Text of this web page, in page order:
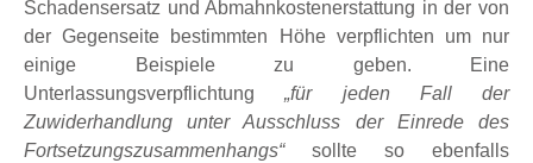
Schadensersatz und Abmahnkostenerstattung in der von
der Gegenseite bestimmten Höhe verpflichten um nur
einige Beispiele zu geben. Eine
Unterlassungsverpflichtung„für jeden Fall der
Zuwiderhandlung unter Ausschluss der Einrede des
Fortsetzungszusammenhangs“sollte so ebenfalls